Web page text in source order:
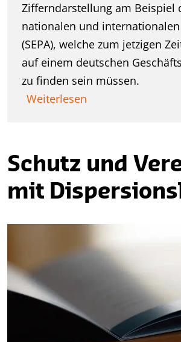
Zifferndarstellung am Beispiel
nationalen und
(SEPA), welche zum jetzigen
auf einem deutschen
zu finden sein müssen.
Weiterlesen
Schutz und
mit